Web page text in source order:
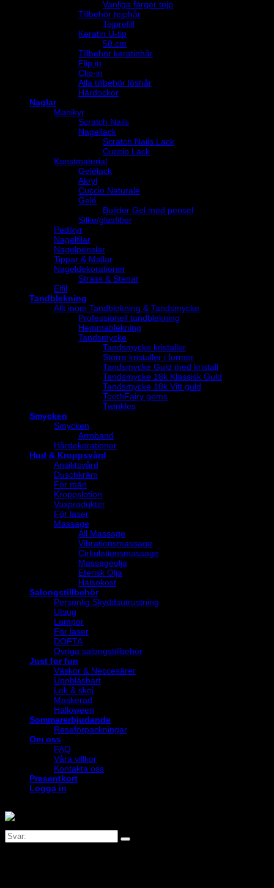
Vanliga färger tejp
Tillbehör tejphår
Tejprefill
Keratin U-tip
50 cm
Tillbehör keratinhår
Flip in
Clip-in
Alla tillbehör löshår
Hårdockor
Naglar
Manikyr
Scratch Nails
Nagellack
Scratch Nails Lack
Cuccio Lack
Konstmaterial
Gelélack
Akryl
Cuccio Naturale
Gelé
Builder Gel med pensel
Silke/glasfiber
Pedikyr
Nagelfilar
Nagelpenslar
Tippar & Mallar
Nageldekorationer
Strass & Stenar
Elfil
Tandblekning
Allt inom Tandblekning & Tandsmycke
Professionell tandblekning
Hemmablekning
Tandsmycke
Tandsmycke kristaller
Större kristaller i former
Tandsmycke Guld med kristall
Tandsmycke 18k Klassisk Guld
Tandsmycke 18k Vitt guld
ToothFairy gems
Twinkles
Smycken
Smycken
Armband
Hårdekorationer
Hud & Kroppsvård
Ansiktsvård
Duschkräm
För män
Kroppslotion
Vaxprodukter
För laser
Massage
All Massage
Vibrationsmassage
Cirkulationsmassage
Massageolja
Eterisk Olja
Hälsokost
Salongstillbehör
Personlig Skyddsutrustning
Utsug
Lampor
För laser
DOFTA
Övriga salongstillbehör
Just for fun
Väskor & Neccesärer
Uppblåsbart
Lek & skoj
Maskerad
Halloween
Sommarerbjudande
Reseförpackningar
Om oss
FAQ
Våra villkor
Kontakta oss
Presentkort
Logga in